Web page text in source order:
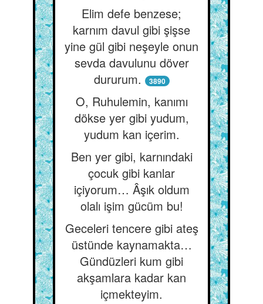
Elim defe benzese;
karnım davul gibi şişse
yine gül gibi neşeyle onun
sevda davulunu döver
dururum.
3890
O, Ruhulemin, kanımı
dökse yer gibi yudum,
yudum kan içerim.
Ben yer gibi, karnındaki
çocuk gibi kanlar
içiyorum… Âşık oldum
olalı işim gücüm bu!
Geceleri tencere gibi ateş
üstünde kaynamakta…
Gündüzleri kum gibi
akşamlara kadar kan
içmekteyim.